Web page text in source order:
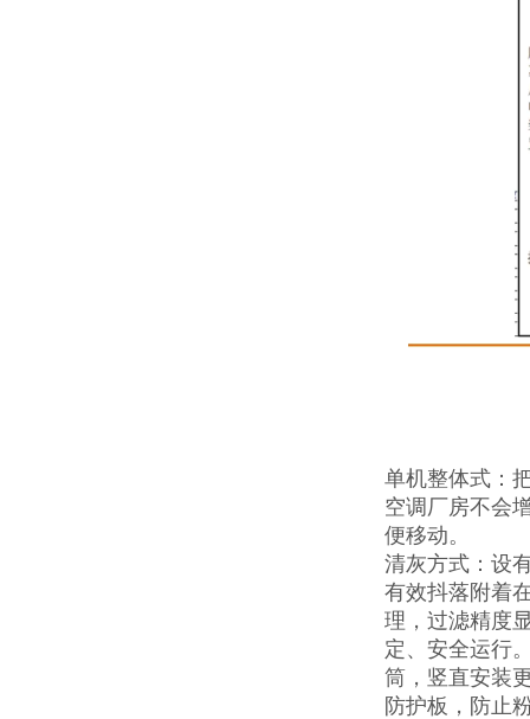
单机整体式：
空调厂房不会
便移动。
清灰方式：设
有效抖落附着
理，过滤精度
定、安全运行
筒，竖直安装
防护板，防止